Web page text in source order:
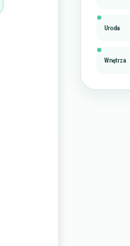
Uroda
Wnętrza